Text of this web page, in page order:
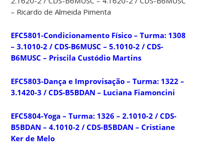
– Ricardo de Almeida Pimenta
EFC5801-Condicionamento Físico – Turma: 1308
– 3.1010-2 / CDS-B6MUSC – 5.1010-2 / CDS-
B6MUSC – Priscila Custódio Martins
EFC5803-Dança e Improvisação – Turma: 1322 –
3.1420-3 / CDS-B5BDAN – Luciana Fiamoncini
EFC5804-Yoga – Turma: 1326 – 2.1010-2 / CDS-
B5BDAN – 4.1010-2 / CDS-B5BDAN – Cristiane
Ker de Melo